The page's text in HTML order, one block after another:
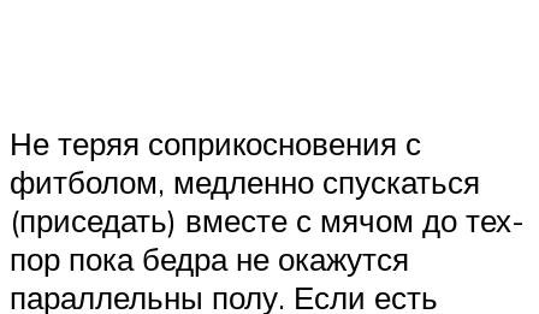
Не теряя соприкосновения с
фитболом, медленно спускаться
(приседать) вместе с мячом до тех-
пор пока бедра не окажутся
параллельны полу. Если есть